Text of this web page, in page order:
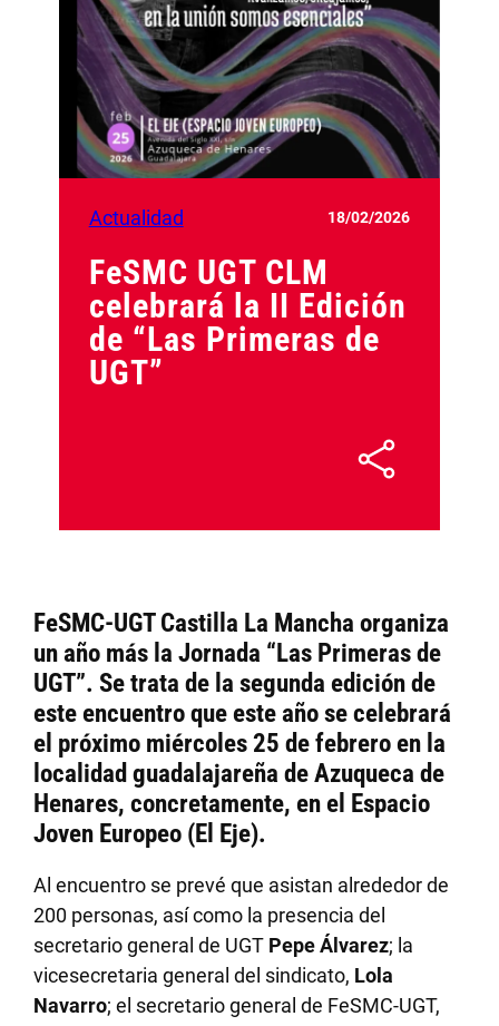
Actualidad 18/02/2026
FeSMC UGT CLM
celebrará la II Edición
de “Las Primeras de
UGT”
FeSMC-UGT Castilla La Manchaorganiza
un año más la Jornada “Las Primeras de
UGT”. Se trata de la segunda edición de
este encuentro que este año se celebrará
el próximo miércoles 25 de febrero en la
localidad guadalajareña de Azuqueca de
Henares, concretamente, en el Espacio
Joven Europeo (El Eje).
Al encuentro se prevé que asistan alrededor de
200 personas, así como la presencia del
secretario general de UGT Pepe Álvarez; la
vicesecretaria general del sindicato, Lola
Navarro; el secretario general de FeSMC-UGT,